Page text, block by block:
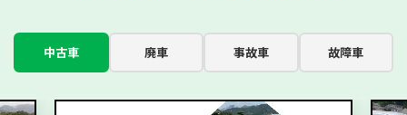
中古車 廃車 事故車 故障車